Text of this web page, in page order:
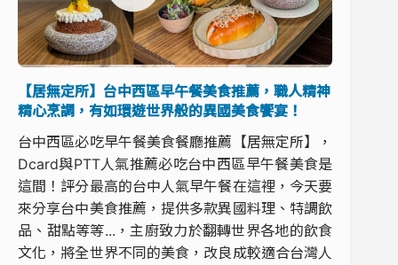
【居無定所】台中西區早午餐美食推薦，職人精神
精心烹調，有如環遊世界般的異國美食饗宴！
台中西區必吃早午餐美食餐廳推薦【居無定所】，
Dcard與PTT人氣推薦必吃台中西區早午餐美食是
這間！評分最高的台中人氣早午餐在這裡，今天要
來分享台中美食推薦，提供多款異國料理、特調飲
品、甜點等等...，主廚致力於翻轉世界各地的飲食
文化，將全世界不同的美食，改良成較適合台灣人